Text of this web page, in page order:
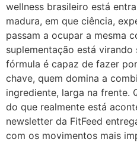
wellness brasileiro está
madura, em que ciência,
passam a ocupar a mesma
suplementação está
fórmula é capaz de fazer
chave, quem domina a
ingrediente, larga na frente.
do que realmente está
newsletter da FitFeed
com os movimentos mais